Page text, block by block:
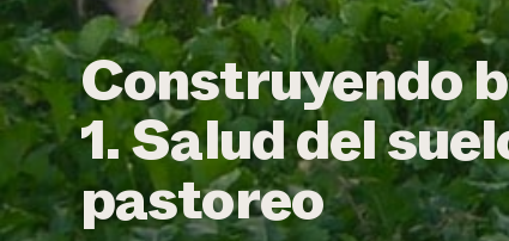
Construyendo
1. Salud del
pastoreo